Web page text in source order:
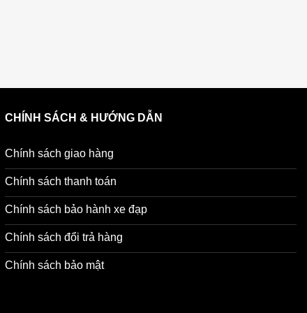
CHÍNH SÁCH & HƯỚNG DẪN
Chính sách giao hàng
Chính sách thanh toán
Chính sách bảo hành xe đạp
Chính sách đổi trả hàng
Chính sách bảo mật